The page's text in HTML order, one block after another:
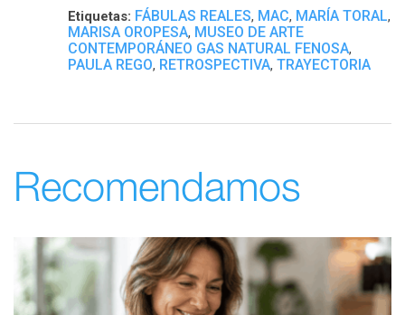
Etiquetas: FÁBULAS REALES, MAC, MARÍA TORAL,
MARISA OROPESA, MUSEO DE ARTE
CONTEMPORÁNEO GAS NATURAL FENOSA,
PAULA REGO, RETROSPECTIVA, TRAYECTORIA
Recomendamos